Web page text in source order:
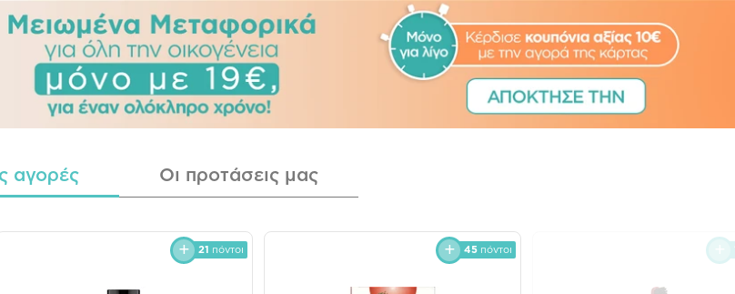
αγορές Οι προτάσεις μας
21 πόντοι 45 πόντοι